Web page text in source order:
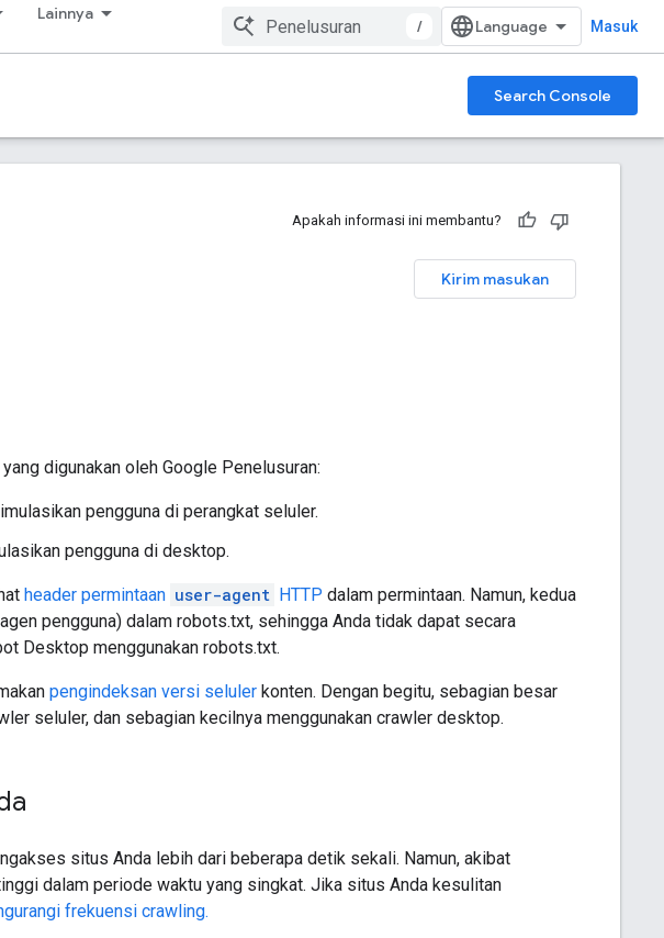
Lainnya
/ Masuk
Search Console
Apakah informasi ini membantu?
Kirim masukan
yang digunakan oleh Google Penelusuran:
pengguna di perangkat seluler.
pengguna di desktop.
header permintaan user-agent HTTP dalam permintaan. Namun, kedua
pengguna) dalam robots.txt, sehingga Anda tidak dapat secara
Desktop menggunakan robots.txt.
pengindeksan versi seluler konten. Dengan begitu, sebagian besar
seluler, dan sebagian kecilnya menggunakan crawler desktop.
situs Anda lebih dari beberapa detik sekali. Namun, akibat
dalam periode waktu yang singkat. Jika situs Anda kesulitan
frekuensi crawling.